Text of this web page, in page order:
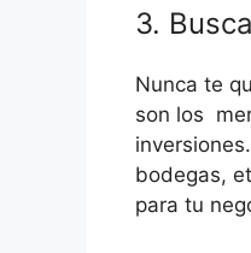
3.
Nunca te
son los
bodegas,
para tu